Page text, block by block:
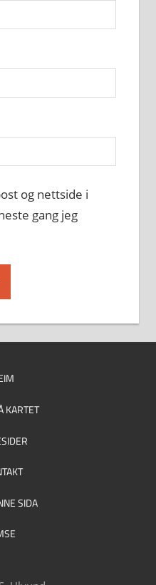
og nettside i
gang jeg
KARTET
SIDA